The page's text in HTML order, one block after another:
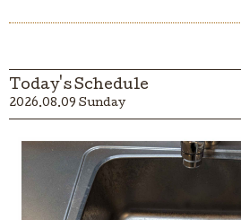
Today's Schedule
2026.08.09 Sunday